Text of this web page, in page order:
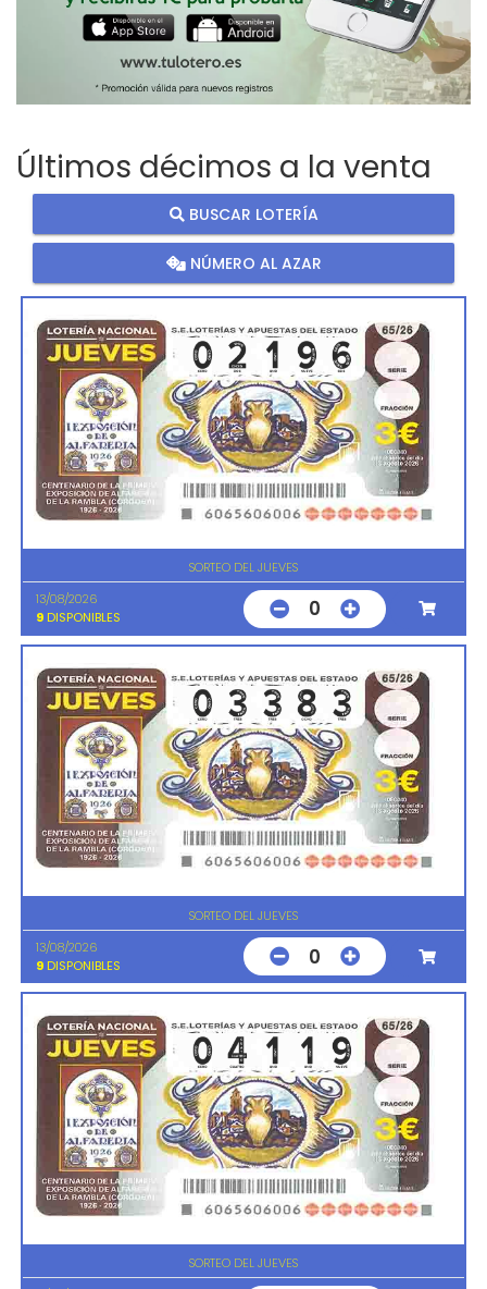
Últimos décimos a la venta
BUSCAR LOTERÍA
NÚMERO AL AZAR
SORTEO DEL JUEVES
13/08/2026
9 DISPONIBLES 0
SORTEO DEL JUEVES
13/08/2026
9 DISPONIBLES 0
SORTEO DEL JUEVES